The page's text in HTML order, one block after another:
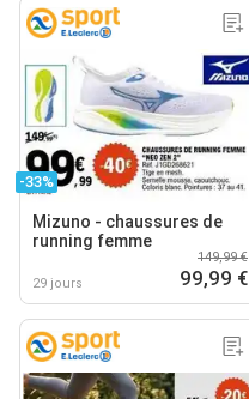
-33%
Mizuno - chaussures de
running femme
29 jours
149,99 €
99,99 €